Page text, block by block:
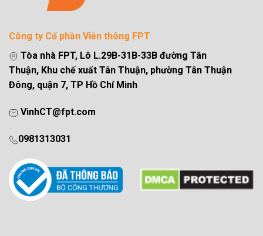
Công ty Cổ phần Viễn thông FPT
Tòa nhà FPT, Lô L.29B-31B-33B đường Tân
Thuận, Khu chế xuất Tân Thuận, phường Tân Thuận
Đông, quận 7, TP Hồ Chí Minh
VinhCT@fpt.com
0981313031